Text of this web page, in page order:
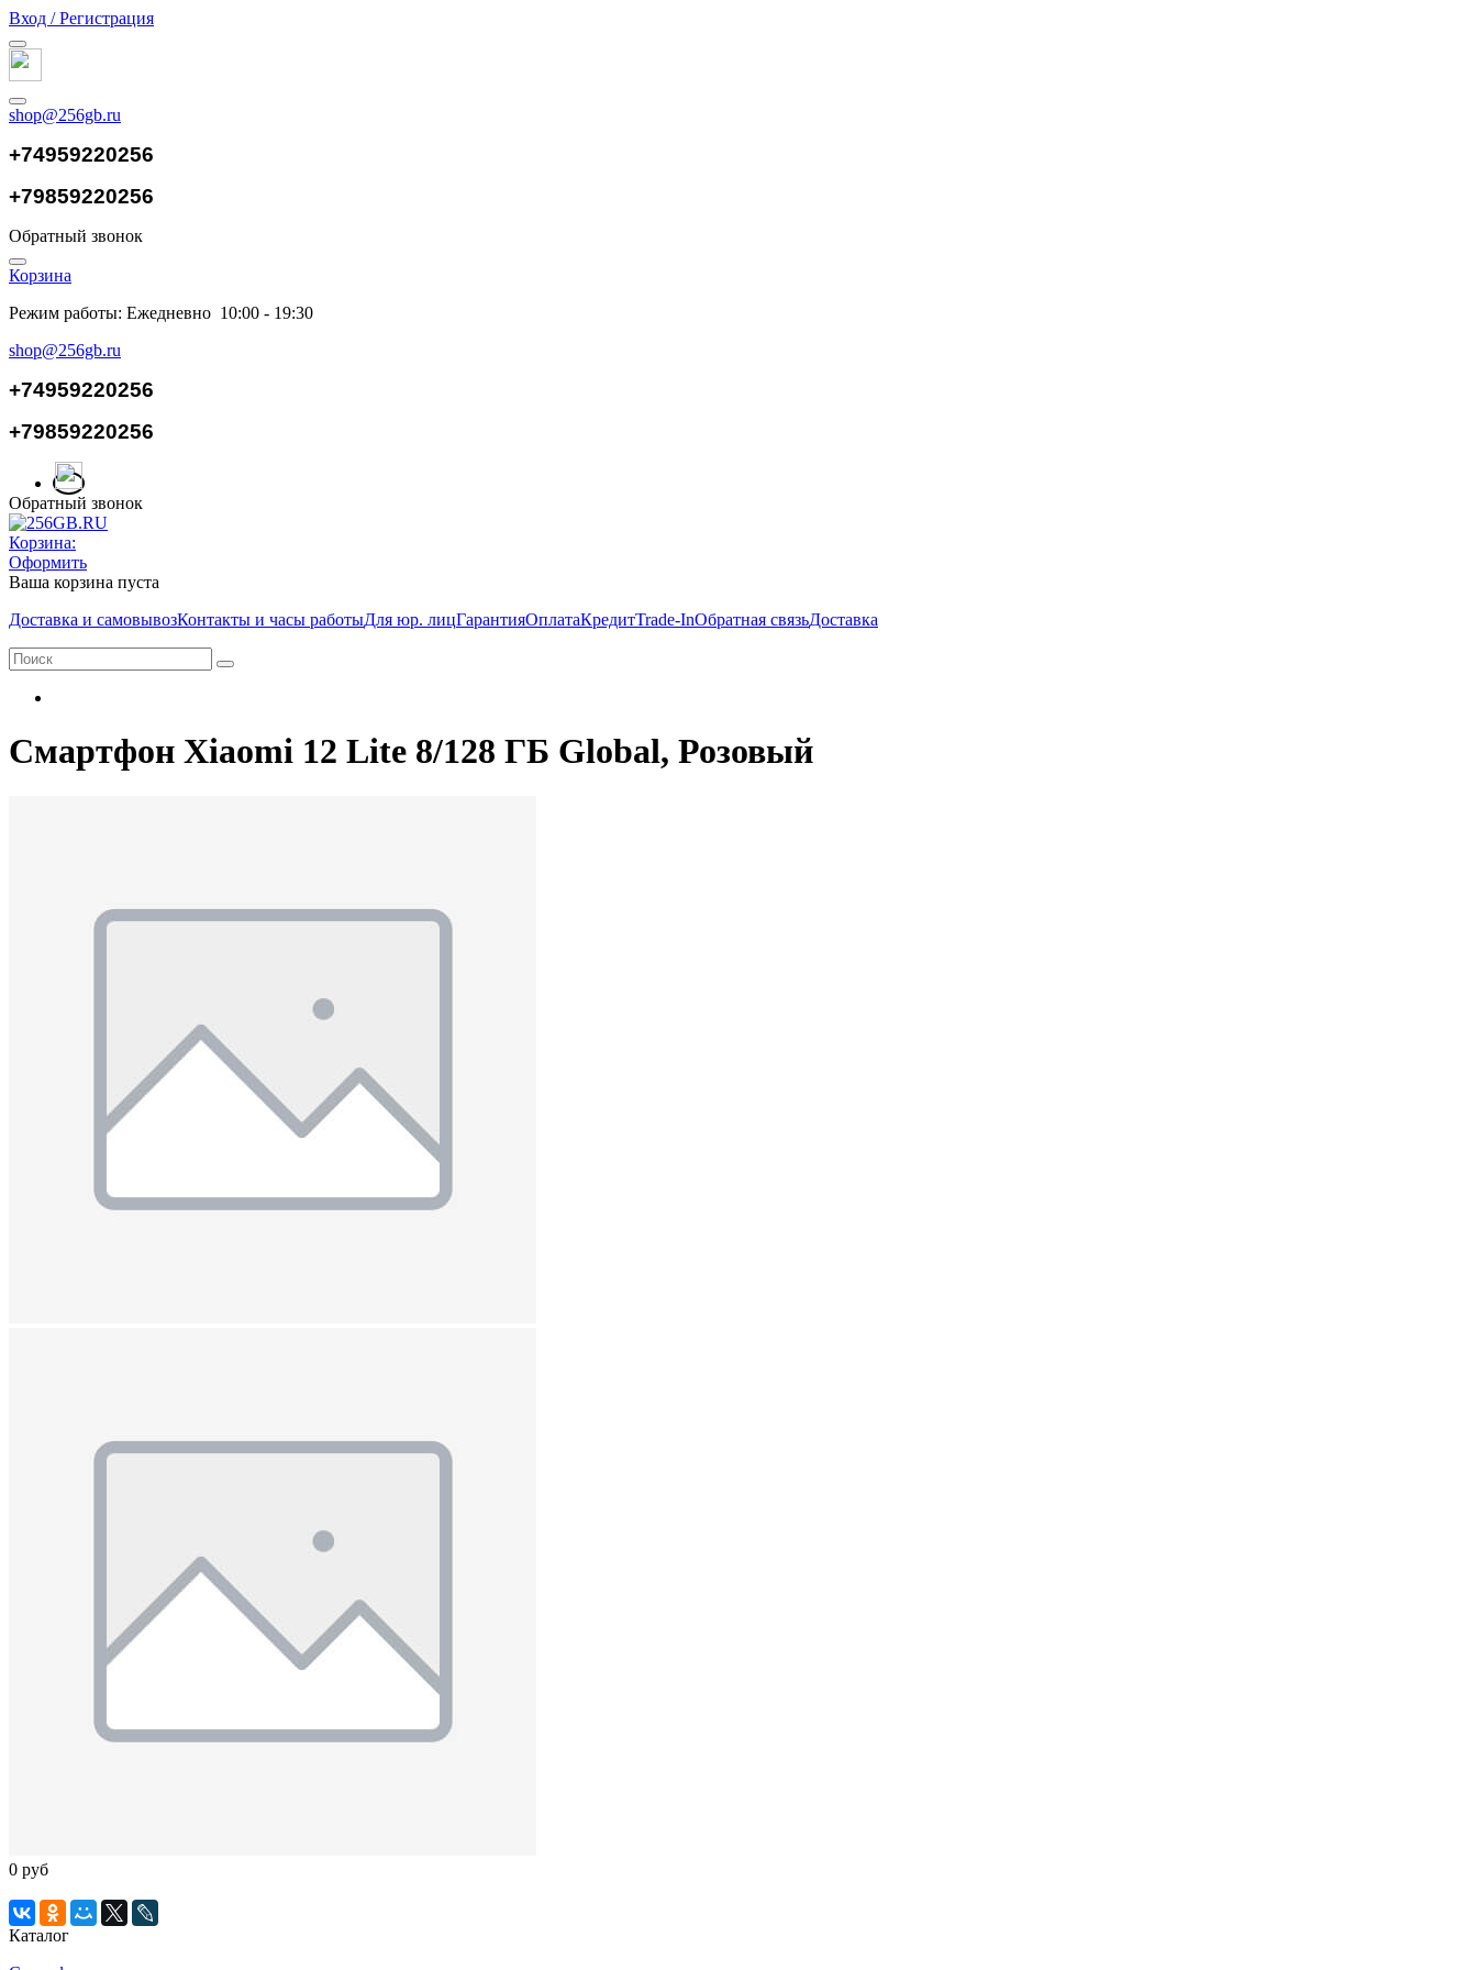
Вход / Регистрация
shop@256gb.ru
+74959220256
+79859220256
Обратный звонок
Корзина
Режим работы: Ежедневно 10:00 - 19:30
shop@256gb.ru
+74959220256
+79859220256
Обратный звонок
Корзина:
Оформить
Ваша корзина пуста
Доставка и самовывозКонтакты и часы работыДля юр. лицГарантияОплатаКредитTrade-InОбратная связьДоставка
Смартфон Xiaomi 12 Lite 8/128 ГБ Global, Розовый
0 руб
Каталог